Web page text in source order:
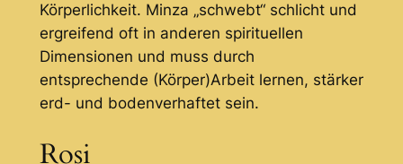
Körperlichkeit. Minza „schwebt“ schlicht und
ergreifend oft in anderen spirituellen
Dimensionen und muss durch
entsprechende (Körper)Arbeit lernen, stärker
erd- und bodenverhaftet sein.
Rosi